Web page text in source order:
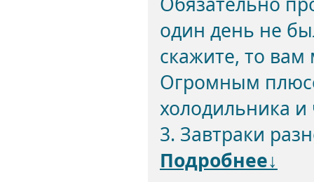
один день не
скажите, то вам
Огромным
холодильника и
3. Завтраки
Подробнее↓